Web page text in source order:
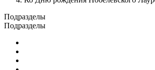
Подразделы
Подразделы